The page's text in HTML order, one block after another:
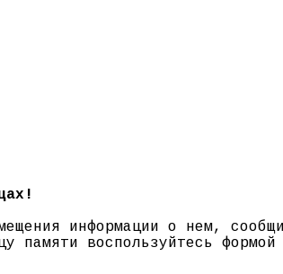
информации о нем,
памяти воспользуйтесь